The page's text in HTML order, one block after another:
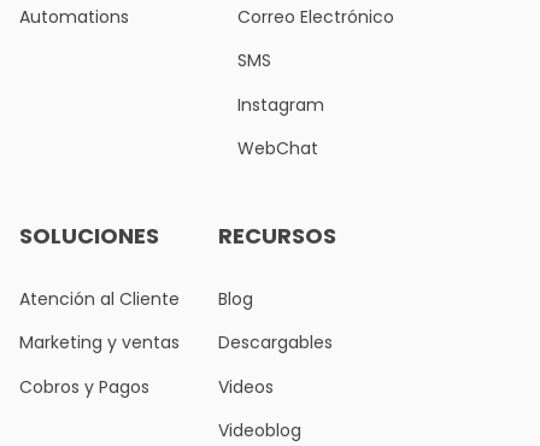
Automations
Correo Electrónico
SMS
Instagram
WebChat
SOLUCIONES
Atención al Cliente
Marketing y ventas
Cobros y Pagos
RECURSOS
Blog
Descargables
Videos
Videoblog